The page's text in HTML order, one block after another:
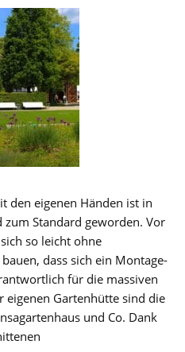
den eigenen Händen ist in
zum Standard geworden. Vor
so leicht ohne
dass sich ein Montage-
für die massiven
eigenen Gartenhütte sind die
und Co. Dank